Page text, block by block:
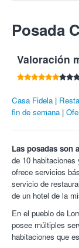
Chorizo,
Vino Rioja
Su restaurante
con exquisitas
¡Cultura y
Necesaria
Tlf:617 044 327
por cada amigo
Posada
Valoración
Casa Fidela
fin de semana
Las posadas son
de 10 habitaciones
ofrece servicios
servicio de
de un hotel de la
En el pueblo de
posee múltiples
habitaciones que